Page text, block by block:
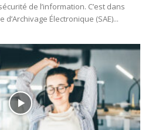
de l’information. C’est dans
Électronique (SAE)...